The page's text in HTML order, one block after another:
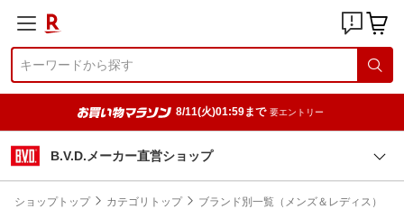
8/11(火)01:59まで 要エントリー
B.V.D.メーカー直営ショップ
ショップトップ カテゴリトップ
ブランド別一覧（メンズ＆レディス）